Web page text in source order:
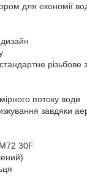
для економії
різьбове
потоку води
завдяки
30F